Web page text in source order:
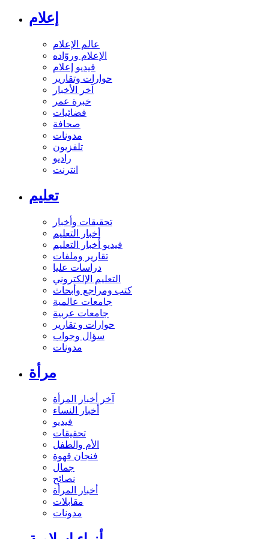
إعلام
عالم الإعلام
الإعلام وروّاده
فيديو إعلام
حوارات وتقارير
آخر الأخبار
خبرة عمر
فضائيات
صحافة
مدونات
تلفزيون
راديو
انترنت
تعليم
تحقيقات وأخبار
أخبار التعليم
فيديو أخبار التعليم
تقارير وملفات
دراسات عليا
التعليم الإلكتروني
كتب ومراجع وأبحاث
جامعات عالمية
جامعات عربية
حوارات و تقارير
سؤال وجواب
مدونات
مرأة
آخر أخبار المرأة
أخبار النساء
فيديو
تحقيقات
الأم والطفل
فنجان قهوة
جمال
نصائح
أخبار المرأة
مقابلات
مدونات